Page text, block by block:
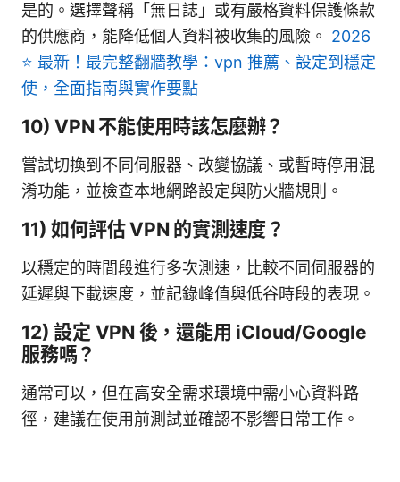
是的。選擇聲稱「無日誌」或有嚴格資料保護條款
的供應商，能降低個人資料被收集的風險。 2026
⭐ 最新！最完整翻牆教學：vpn 推薦、設定到穩定
使，全面指南與實作要點
10) VPN 不能使用時該怎麼辦？
嘗試切換到不同伺服器、改變協議、或暫時停用混
淆功能，並檢查本地網路設定與防火牆規則。
11) 如何評估 VPN 的實測速度？
以穩定的時間段進行多次測速，比較不同伺服器的
延遲與下載速度，並記錄峰值與低谷時段的表現。
12) 設定 VPN 後，還能用 iCloud/Google
服務嗎？
通常可以，但在高安全需求環境中需小心資料路
徑，建議在使用前測試並確認不影響日常工作。